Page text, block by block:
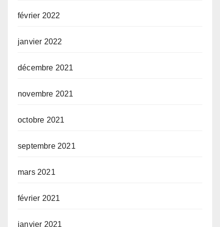
février 2022
janvier 2022
décembre 2021
novembre 2021
octobre 2021
septembre 2021
mars 2021
février 2021
janvier 2021